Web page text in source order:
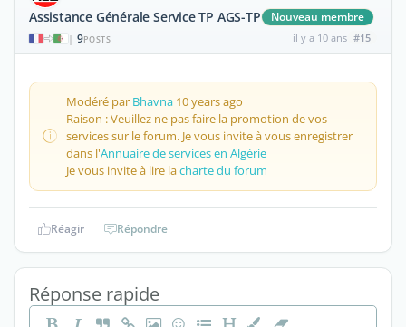
Assistance Générale Service TP AGS-TP Nouveau membre
| 9POSTS il y a 10 ans #15
Modéré par Bhavna 10 years ago
Raison : Veuillez ne pas faire la promotion de vos
services sur le forum. Je vous invite à vous enregistrer
dans l'Annuaire de services en Algérie
Je vous invite à lire lacharte du forum
Réagir Répondre
Réponse rapide